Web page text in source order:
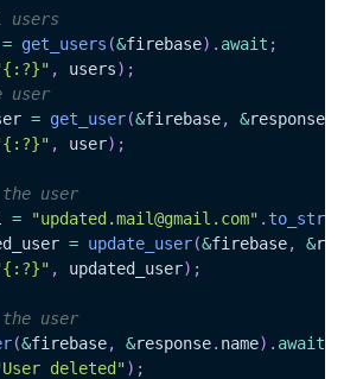
= get_users (&firebase) . await ;
, users) ;
user
= get_user(&firebase, &response
, user) ;
user
= "updated.mail@gmail.com" . to_string
= update_user(&firebase, &
, updated_user) ;
user
(&firebase, &response. name) . await
deleted") ;